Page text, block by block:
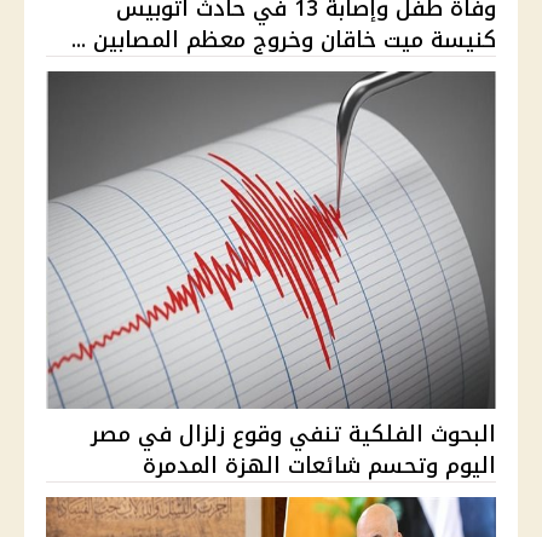
وفاة طفل وإصابة 13 في حادث أتوبيس
كنيسة ميت خاقان وخروج معظم المصابين ...
البحوث الفلكية تنفي وقوع زلزال في مصر
اليوم وتحسم شائعات الهزة المدمرة